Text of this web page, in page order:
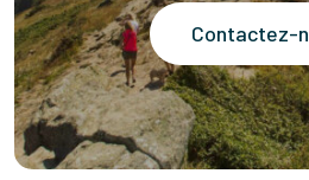
Contactez-